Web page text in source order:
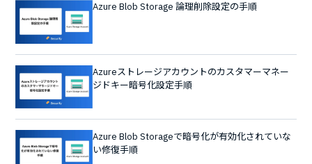
Azure Blob Storage 論理削除設定の手順
Azureストレージアカウントのカスタマーマネー
ジドキー暗号化設定手順
Azure Blob Storageで暗号化が有効化されていな
い修復手順